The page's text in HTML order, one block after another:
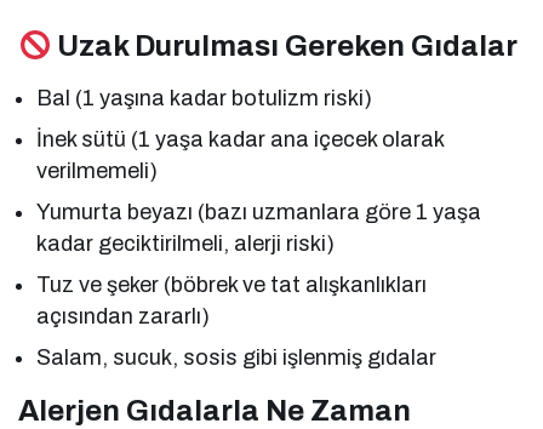
Uzak Durulması Gereken Gıdalar
Bal (1 yaşına kadar botulizm riski)
İnek sütü (1 yaşa kadar ana içecek olarak
verilmemeli)
Yumurta beyazı (bazı uzmanlara göre 1 yaşa
kadar geciktirilmeli, alerji riski)
Tuz ve şeker (böbrek ve tat alışkanlıkları
açısından zararlı)
Salam, sucuk, sosis gibi işlenmiş gıdalar
Alerjen Gıdalarla Ne Zaman